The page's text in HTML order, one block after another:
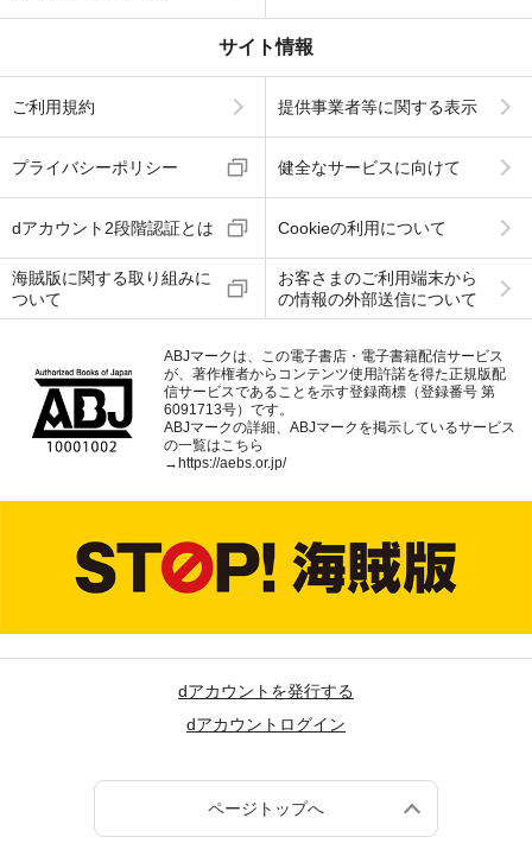
サイト情報
ご利用規約 提供事業者等に関する表示
プライバシーポリシー 健全なサービスに向けて
dアカウント2段階認証とは Cookieの利用について
海賊版に関する取り組みに
ついて
お客さまのご利用端末から
の情報の外部送信について
ABJマークは、この電子書店・電子書籍配信サービス
が、著作権者からコンテンツ使用許諾を得た正規版配
信サービスであることを示す登録商標（登録番号 第
6091713号）です。
ABJマークの詳細、ABJマークを掲示しているサービス
の一覧はこちら
→ https://aebs.or.jp/
dアカウントを発行する
dアカウントログイン
ページトップへ